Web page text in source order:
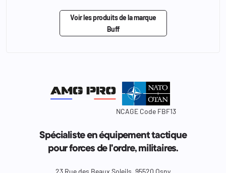
Voir les produits de la marque
Buff
NCAGE Code FBF13
Spécialiste en équipement tactique
pour forces de l'ordre, militaires.